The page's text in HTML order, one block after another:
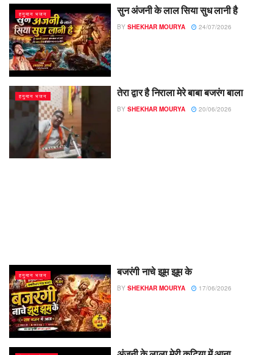
हनुमान भजन सुन अंजनी के लाल सिया सुध लानी है
BY SHEKHAR MOURYA 24/07/2026
हनुमान भजन तेरा द्वार है निराला मेरे बाबा बजरंग बाला
BY SHEKHAR MOURYA 20/06/2026
हनुमान भजन बजरंगी नाचे झूम झूम के
BY SHEKHAR MOURYA 17/06/2026